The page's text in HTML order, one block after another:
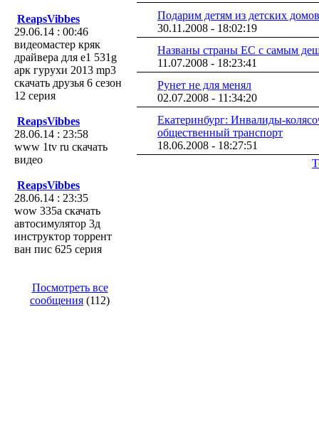
ReapsVibbes
29.06.14 : 00:46
видеомастер кряк
драйвера для e1 531g
арк гурухи 2013 mp3
скачать друзья 6 сезон
12 серия
ReapsVibbes
28.06.14 : 23:58
www 1tv ru скачать
видео
ReapsVibbes
28.06.14 : 23:35
wow 335а скачать
автосимулятор 3д
инструктор торрент
ван пис 625 серия
Посмотреть все
сообщения (112)
Подарим детям из детских
30.11.2008 - 18:02:19
Названы страны ЕС с самым
11.07.2008 - 18:23:41
Рунет не для менял
02.07.2008 - 11:34:20
Екатеринбург: Инвалиды-
общественный транспорт
18.06.2008 - 18:27:51